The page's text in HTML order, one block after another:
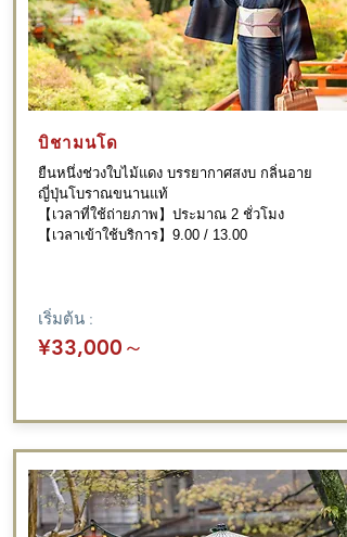
ยืนหนึ่งช่วงใบไม้แดง บรรยากาศสงบ กลิ่นอาย
ญี่ปุ่นโบราณขนานแท้
【เวลาที่ใช้ถ่ายภาพ】ประมาณ 2 ชั่วโมง
【เวลาเข้าใช้บริการ】9.00 / 13.00
บิชามนโด
เริ่มต้น :
¥33,000 ～